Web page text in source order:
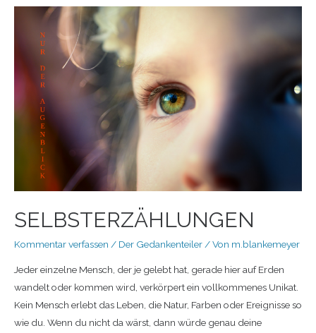
SELBSTERZÄHLUNGEN
Kommentar verfassen / Der Gedankenteiler / Von m.blankemeyer
Jeder einzelne Mensch, der je gelebt hat, gerade hier auf Erden
wandelt oder kommen wird, verkörpert ein vollkommenes Unikat.
Kein Mensch erlebt das Leben, die Natur, Farben oder Ereignisse so
wie du. Wenn du nicht da wärst, dann würde genau deine